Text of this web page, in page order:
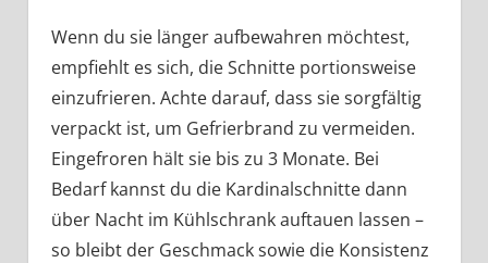
Wenn du sie länger aufbewahren möchtest,
empfiehlt es sich, die Schnitte portionsweise
einzufrieren. Achte darauf, dass sie sorgfältig
verpackt ist, um Gefrierbrand zu vermeiden.
Eingefroren hält sie bis zu 3 Monate. Bei
Bedarf kannst du die Kardinalschnitte dann
über Nacht im Kühlschrank auftauen lassen –
so bleibt der Geschmack sowie die Konsistenz